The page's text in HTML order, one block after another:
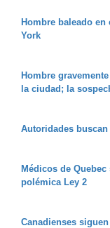
Hombre baleado
York
Hombre
la ciudad; la
Autoridades
Médicos de
polémica Ley 2
Canadienses